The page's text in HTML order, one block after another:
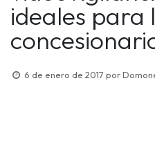
ideales para
6 de enero de 2017 por